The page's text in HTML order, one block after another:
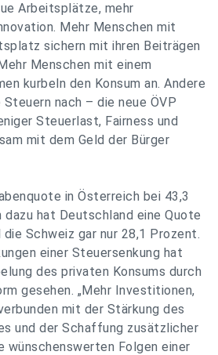
Arbeitsplätze, mehr
Mehr Menschen mit
sichern mit ihren Beiträgen
Menschen mit einem
kurbeln den Konsum an. Andere
nach – die neue ÖVP
Steuerlast, Fairness und
mit dem Geld der Bürger
in Österreich bei 43,3
hat Deutschland eine Quote
Schweiz gar nur 28,1 Prozent.
einer Steuersenkung hat
des privaten Konsums durch
gesehen. „Mehr Investitionen,
mit der Stärkung des
und der Schaffung zusätzlicher
wünschenswerten Folgen einer